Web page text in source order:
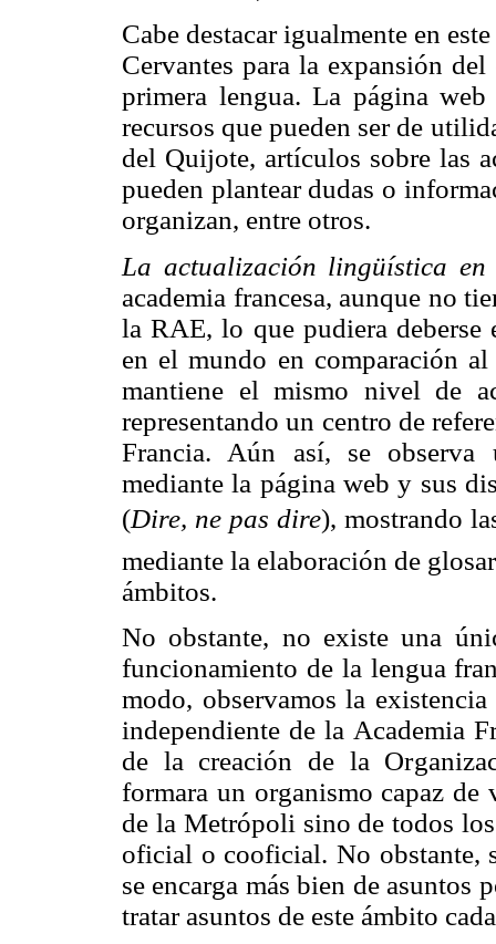
Cabe destacar igualmente en
Cervantes para la expansión
primera lengua. La página
recursos que pueden ser de
del Quijote, artículos sobre las
pueden plantear dudas o
organizan, entre otros.
La actualización lingüística
academia francesa, aunque no
la RAE, lo que pudiera deberse
en el mundo en comparación
mantiene el mismo nivel de
representando un centro de
Francia. Aún así, se
mediante la página web y sus
(Dire, ne pas dire), mostrando
mediante la elaboración de
ámbitos.
No obstante, no existe una
funcionamiento de la lengua
modo, observamos la
independiente de la Academia
de la creación de la
formara un organismo capaz
de la Metrópoli sino de todos
oficial o cooficial. No obstante,
se encarga más bien de asuntos
tratar asuntos de este ámbito